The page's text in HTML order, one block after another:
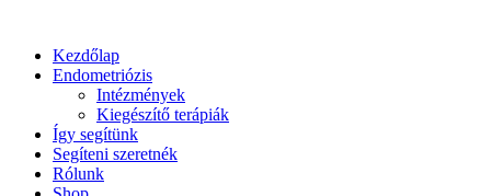
Kezdőlap
Endometriózis
Intézmények
Kiegészítő terápiák
Így segítünk
Segíteni szeretnék
Rólunk